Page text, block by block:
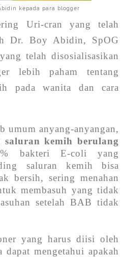
kepada para blogger
Uri-cran yang telah
Dr. Boy Abidin, SpOG
telah disosialisasikan
lebih paham tentang
pada wanita dan cara
umum anyang-anyangan,
saluran kemih berulang
bakteri E-coli yang
saluran kemih bisa
bersih, sering menahan
membasuh yang tidak
setelah BAB tidak
yang harus diisi oleh
mengetahui apakah